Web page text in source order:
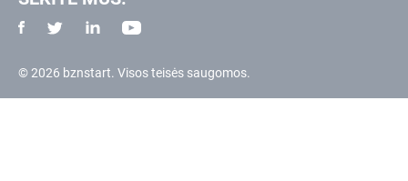
© 2026 bznstart. Visos teisės saugomos.